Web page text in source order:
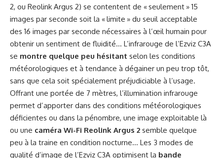
2, ou Reolink Argus 2) se contentent de « seulement » 15
images par seconde soit la « limite » du seuil acceptable
des 16 images par seconde nécessaires à l’œil humain pour
obtenir un sentiment de fluidité… L’infrarouge de l’Ezviz C3A
se montre quelque peu hésitant selon les conditions
météorologiques et à tendance à dégainer un peu trop tôt,
sans que cela soit spécialement préjudiciable à l’usage.
Offrant une portée de 7 mètres, l’illumination infrarouge
permet d’apporter dans des conditions météorologiques
déficientes ou dans la pénombre, une image exploitable là
ou une caméra Wi-Fi Reolink Argus 2 semble quelque
peu à la traine en condition nocturne… Les 3 modes de
qualité d’image de l’Ezviz C3A optimisent la bande